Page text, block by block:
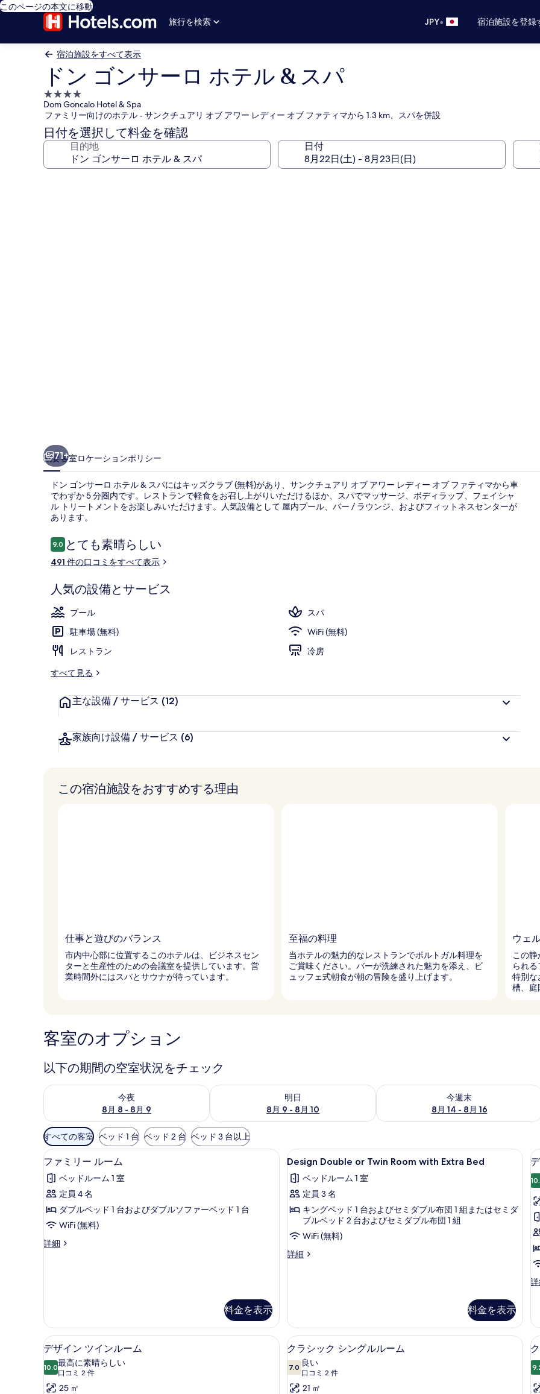
このページの本文に移動
旅行を検索
JPY• 宿泊施設を登録
宿泊施設をすべて表示
ドン ゴンサーロ ホテル & スパ
4.0
つ
星
宿
泊
Dom Goncalo Hotel & Spa
ファミリー向けのホテル - サンクチュアリ オブ アワー レディー オブ ファティマから 1.3 km、スパを併設
日付を選択して料金を確認
目的地 日付
写
真
ギ
ャ
ラ
リ
ー
71+
概要客室ロケーションポリシー
ドン ゴンサーロ ホテル & スパにはキッズクラブ (無料)があり、サンクチュアリ オブ アワー レディー オブ ファティマから車
でわずか 5 分圏内です。レストランで軽食をお召し上がりいただけるほか、スパでマッサージ、ボディラップ、フェイシャ
ル トリートメントをお楽しみいただけます。人気設備として 屋内プール、バー / ラウンジ、およびフィットネスセンターが
あります。
口
コ
ミ
9.010段階中9.0
とても素晴らしい
491 件の口コミをすべて表示
人気の設備とサービス
プール
スパ
駐車場 (無料)
WiFi (無料)
レストラン
冷房
すべて見る
主な設備 / サービス (12)
家族向け設備 / サービス (6)
この宿泊施設をおすすめする理由
仕事と遊びのバランス
市内中心部に位置するこのホテルは、ビジネスセン
ターと生産性のための会議室を提供しています。営
業時間外にはスパとサウナが待っています。
至福の料理
当ホテルの魅力的なレストランでポルトガル料理を
ご賞味ください。バーが洗練された魅力を添え、ビ
ュッフェ式朝食が朝の冒険を盛り上げます。
ウェ
この
られ
特別な
槽、庭
客室のオプション
以下の期間の空室状況をチェック
今夜
8月 8 - 8月 9
今夜 8月 8 - 8月 9 の空室状況をチェック
明日
8月 9 - 8月 10
明日 8月 9 - 8月 10 の空室状況をチェック
今週末
8月 14 - 8月 16
今週末 8月 14 - 8月 16 の空室状況をチ
利
用
可
能
な
客
室
の
絞
り
すべての客室 ベッド 1 台 ベッド 2 台 ベッド 3 台以上
フ
ァ
ミ
リ
ー
ー
て
の
写
真
を
ファミリー ルーム | ミニバー、セーフティボックス (室内)、デスク、遮光カーテン
4
ファミリー ルーム
ベッドルーム 1 室
定員 4 名
ダブルベッド 1 台およびダブルソファーベッド 1 台
WiFi (無料)
詳細
フ
ム
の
詳
細
料金を表示
Design
Double
or
Twin
Room
with
Extra
Bed
の
写
真
を
ミニバー、セーフティボックス (室内)
4
Design Double or Twin Room with Extra Bed
ベッドルーム 1 室
定員 3 名
キングベッド 1 台およびセミダブル布団 1 組またはセミダ
ブルベッド 2 台およびセミダブル布団 1 組
WiFi (無料)
詳細
Design
Extra
Bed
の
詳
細
料金を表示
デ
す
デ
シ
ン
グ
ル
ム
デ
ザ
イ
ン
ミニバー、セーフティボックス (室内)、デスク、遮光カーテン
4
デザイン ツインルーム
10.010 点中 10.0
最高に素晴らしい
口コミ 2 件
(口
コ
25 ㎡
ク
ラ
シ
ッ
ミニバー、セーフティボックス (室内)
4
クラシック シングルルーム
7.010 点中 7.0
良い
口コミ 2 件
(口
コ
21 ㎡
ク